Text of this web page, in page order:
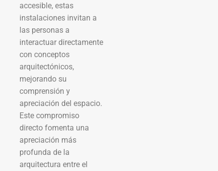
accesible, estas
instalaciones invitan a
las personas a
interactuar directamente
con conceptos
arquitectónicos,
mejorando su
comprensión y
apreciación del espacio.
Este compromiso
directo fomenta una
apreciación más
profunda de la
arquitectura entre el